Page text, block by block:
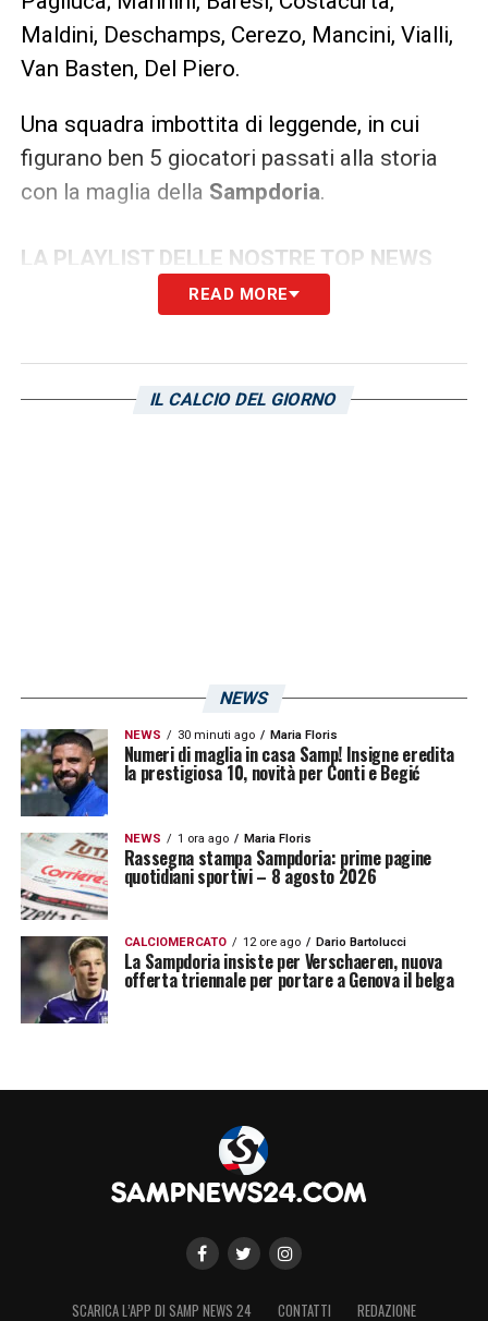
Maldini, Deschamps, Cerezo, Mancini, Vialli,
Van Basten, Del Piero.
Una squadra imbottita di leggende, in cui
figurano ben 5 giocatori passati alla storia
con la maglia della Sampdoria.
LA PLAYLIST DELLE NOSTRE TOP NEWS
READ MORE
IL CALCIO DEL GIORNO
NEWS
NEWS 30 minuti ago Maria Floris
Numeri di maglia in casa Samp! Insigne eredita
la prestigiosa 10, novità per Conti e Begić
NEWS 1 ora ago Maria Floris
Rassegna stampa Sampdoria: prime pagine
quotidiani sportivi – 8 agosto 2026
CALCIOMERCATO 12 ore ago Dario Bartolucci
La Sampdoria insiste per Verschaeren, nuova
offerta triennale per portare a Genova il belga
SCARICA L’APP DI SAMP NEWS 24 CONTATTI REDAZIONE